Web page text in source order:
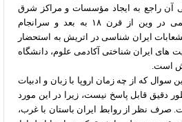
۱۶ و ۱۷ و در پی آن راجع به ایجاد مؤسسات و مراکز شرق
شناسی و ایران شناسی علمی در وین از قرن ۱۸ به بعد و سرانجام
ایران شناسی در اتریش به استحضار
های ایران شناختی آکادمی علوم، دانشگاه
است.
که از چه زمان اروپا با زبان و ادبیات
دقیق قابل پاسخ نیست، زیرا در این مورد
نظر از روابط ایران باستان با غرب،